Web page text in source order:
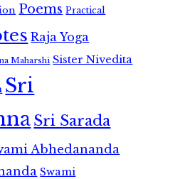
Poems Practical
Raja Yoga
Maharshi Sister Nivedita
Sri
Sri Sarada
Abhedananda
Swami